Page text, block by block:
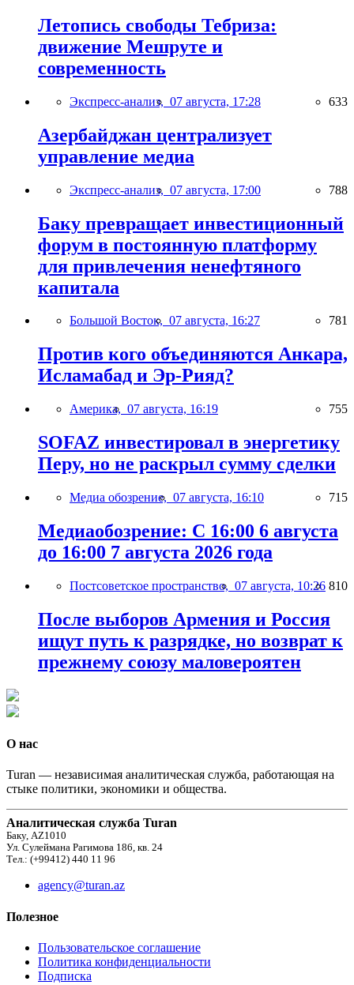
Летопись свободы Тебриза:
движение Мешруте и
современность
Экспресс-анализ, 07 августа, 17:28 633
Азербайджан централизует
управление медиа
Экспресс-анализ, 07 августа, 17:00 788
Баку превращает инвестиционный
форум в постоянную платформу
для привлечения ненефтяного
капитала
Большой Восток, 07 августа, 16:27 781
Против кого объединяются Анкара,
Исламабад и Эр-Рияд?
Америка, 07 августа, 16:19 755
SOFAZ инвестировал в энергетику
Перу, но не раскрыл сумму сделки
Медиа обозрение, 07 августа, 16:10 715
Медиаобозрение: С 16:00 6 августа
до 16:00 7 августа 2026 года
Постсоветское пространство, 07 августа, 10:26 810
После выборов Армения и Россия
ищут путь к разрядке, но возврат к
прежнему союзу маловероятен
О нас
Turan — независимая аналитическая служба, работающая на
стыке политики, экономики и общества.
Аналитическая служба Turan
Баку, AZ1010
Ул. Сулеймана Рагимова 186, кв. 24
Тел.: (+99412) 440 11 96
agency@turan.az
Полезное
Пользовательское соглашение
Политика конфиденциальности
Подписка